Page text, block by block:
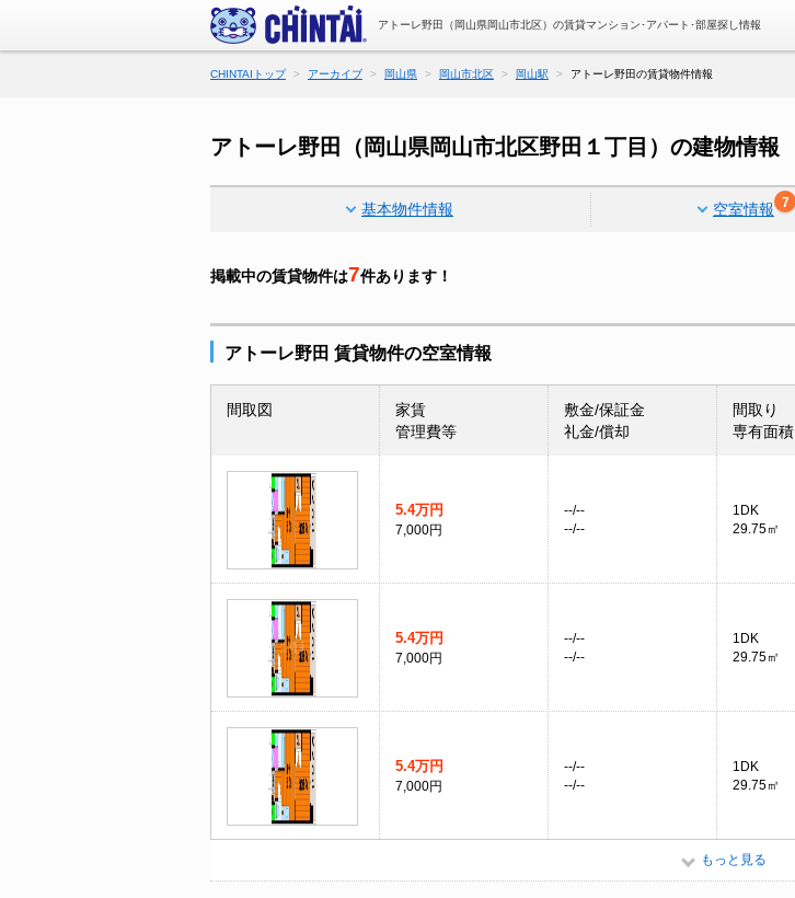
アトーレ野田（岡山県岡山市北区）の賃貸マンション･アパート･部屋探し情報
CHINTAIトップ アーカイブ 岡山県 岡山市北区 岡山駅 アトーレ野田の賃貸物件情報
アトーレ野田（岡山県岡山市北区野田１丁目）の建物情報
基本物件情報 空室情報 7
掲載中の賃貸物件は7件あります！
アトーレ野田 賃貸物件の空室情報
間取図
家賃
管理費等
敷金/保証金
礼金/償却
間取り
専有面積
5.4万円
7,000円
--/--
--/--
1DK
29.75㎡
5.4万円
7,000円
--/--
--/--
1DK
29.75㎡
5.4万円
7,000円
--/--
--/--
1DK
29.75㎡
もっと見る